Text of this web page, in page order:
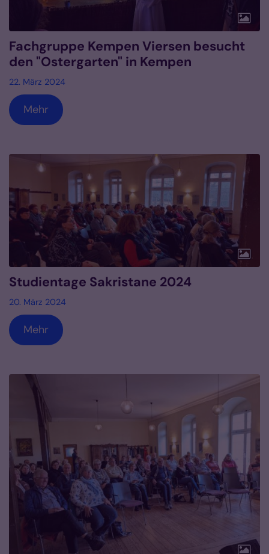
Fachgruppe Kempen Viersen besucht
den "Ostergarten" in Kempen
22. März 2024
Mehr
Studientage Sakristane 2024
20. März 2024
Mehr